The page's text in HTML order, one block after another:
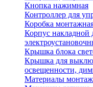
Кнопка нажимная
Контроллер для
Коробка
Корпус накладной
Крышка блока
Крышка для
освещенности,
Материалы